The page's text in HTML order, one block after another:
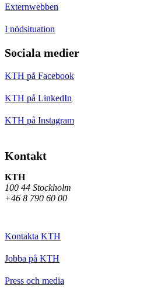
Externwebben
I nödsituation
Sociala medier
KTH på Facebook
KTH på LinkedIn
KTH på Instagram
Kontakt
KTH
100 44 Stockholm
+46 8 790 60 00
Kontakta KTH
Jobba på KTH
Press och media